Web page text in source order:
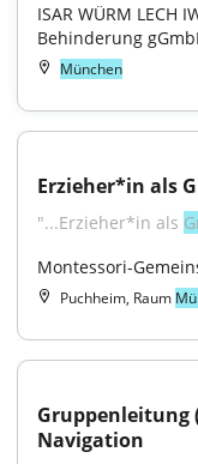
ISAR WÜRM
Behinderung
München
Erzieher*in als
"...Erzieher*in als
Montessori-
Puchheim, Raum
Navigation